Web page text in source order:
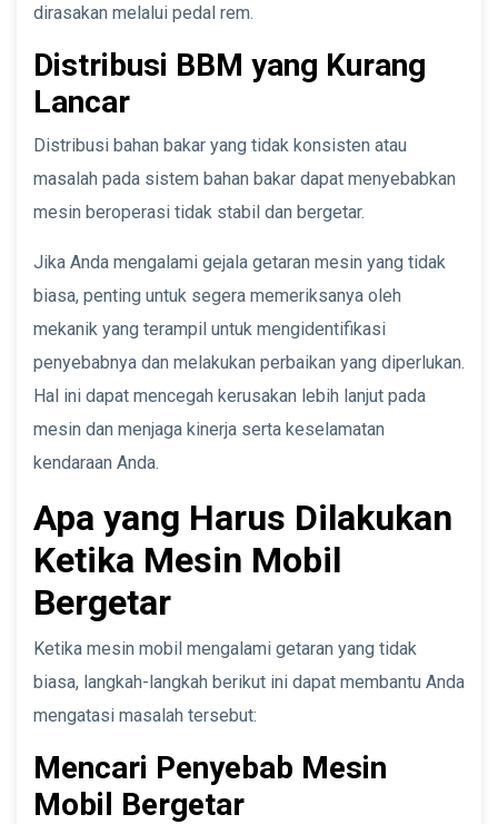
dirasakan melalui pedal rem.
Distribusi BBM yang Kurang
Lancar
Distribusi bahan bakar yang tidak konsisten atau
masalah pada sistem bahan bakar dapat menyebabkan
mesin beroperasi tidak stabil dan bergetar.
Jika Anda mengalami gejala getaran mesin yang tidak
biasa, penting untuk segera memeriksanya oleh
mekanik yang terampil untuk mengidentifikasi
penyebabnya dan melakukan perbaikan yang diperlukan.
Hal ini dapat mencegah kerusakan lebih lanjut pada
mesin dan menjaga kinerja serta keselamatan
kendaraan Anda.
Apa yang Harus Dilakukan
Ketika Mesin Mobil
Bergetar
Ketika mesin mobil mengalami getaran yang tidak
biasa, langkah-langkah berikut ini dapat membantu Anda
mengatasi masalah tersebut:
Mencari Penyebab Mesin
Mobil Bergetar